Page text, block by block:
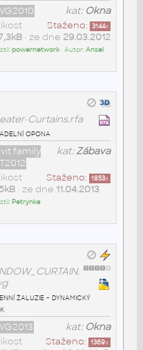
kat: Okna
Staženo: 3144x
• ze dne 29.03.2012
powernetwork• Autor:Ansel
Curtains.rfa
opona
kat:Zábava
family
Staženo: 1853x
• ze dne 11.04.2013
Petrynka
žaluzie - dynamický
kat: Okna
Staženo: 1369x